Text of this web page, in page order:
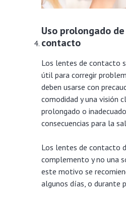
Uso prolongado
contacto
Los lentes de contacto
útil para corregir
deben usarse con
comodidad y una visión
prolongado o
consecuencias para la
Los lentes de contacto
complemento y no una
este motivo se
algunos días, o durante